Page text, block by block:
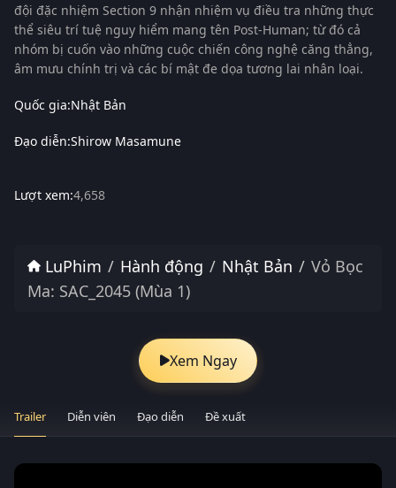
đội đặc nhiệm Section 9 nhận nhiệm vụ điều tra những thực
thể siêu trí tuệ nguy hiểm mang tên Post-Human; từ đó cả
nhóm bị cuốn vào những cuộc chiến công nghệ căng thẳng,
âm mưu chính trị và các bí mật đe dọa tương lai nhân loại.
Quốc gia:Nhật Bản
Đạo diễn:Shirow Masamune
Lượt xem:4,658
LuPhim Hành động Nhật Bản
Vỏ Bọc
Ma: SAC_2045 (Mùa 1)
Xem Ngay
Trailer Diễn viên Đạo diễn Đề xuất